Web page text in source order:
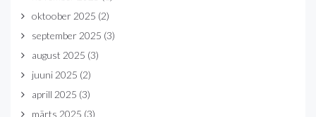
oktoober 2025 (2)
september 2025 (3)
august 2025 (3)
juuni 2025 (2)
aprill 2025 (3)
märts 2025 (3)